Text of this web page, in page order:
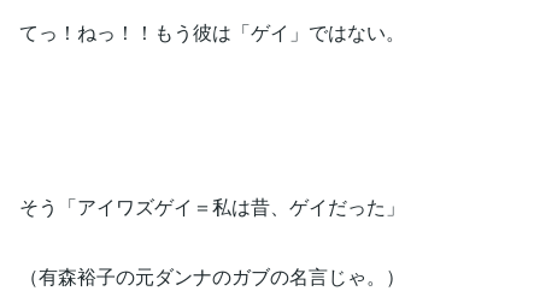
てっ！ねっ！！もう彼は「ゲイ」ではない。
そう「アイワズゲイ＝私は昔、ゲイだった」
（有森裕子の元ダンナのガブの名言じゃ。）